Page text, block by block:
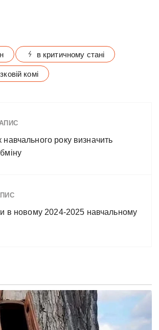
в критичному стані
комі
року визначить
в новому 2024-2025 навчальному